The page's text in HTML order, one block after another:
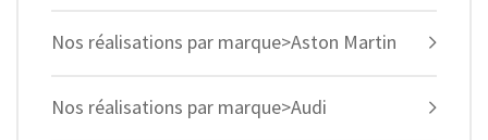
Nos réalisations par marque>Aston Martin
Nos réalisations par marque>Audi